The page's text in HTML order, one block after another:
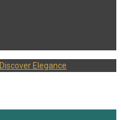
Discover Elegance